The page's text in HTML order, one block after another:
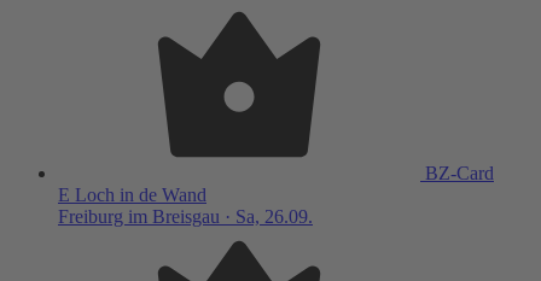
BZ-Card
E Loch in de Wand
Freiburg im Breisgau · Sa, 26.09.